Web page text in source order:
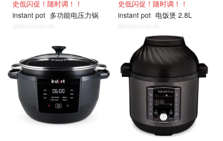
史低闪促！随时调！！
instant pot 多功能电压力锅
@dealmoon.de
史低闪促！随时调！！
instant pot 电饭煲 2.8L
@dealmoon.de